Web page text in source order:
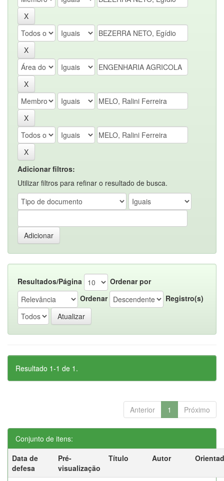
Adicionar filtros:
Utilizar filtros para refinar o resultado de busca.
Resultados/Página
Ordenar por
Ordenar
Registro(s)
Resultado 1-1 de 1.
Anterior 1 Próximo
Conjunto de itens:
Data de
defesa
Pré-
visualização
Título Autor